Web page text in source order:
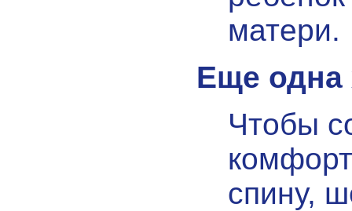
матери.
Еще одна
Чтобы
спину,